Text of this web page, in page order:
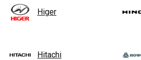
Higer
Hitachi